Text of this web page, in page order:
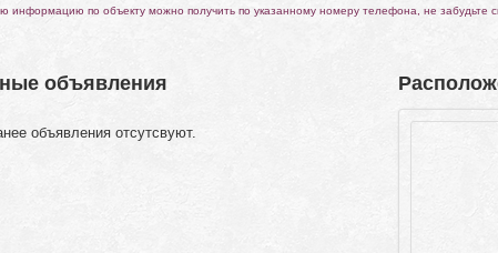
информацию по объекту можно получить по указанному номеру телефона, не забудьте
объявления
объявления отсутсвуют.